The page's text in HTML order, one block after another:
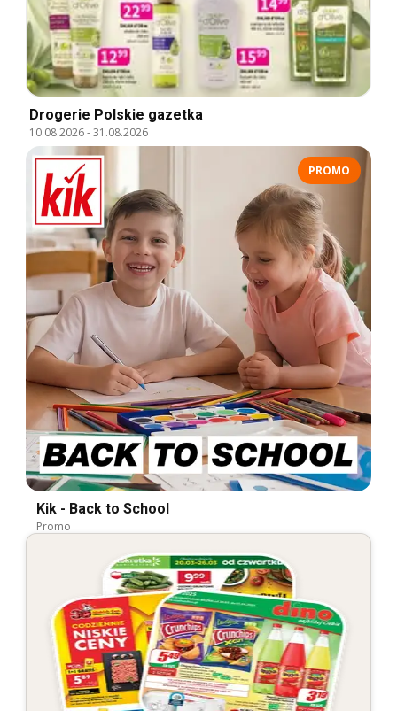
Drogerie Polskie gazetka
10.08.2026-31.08.2026
PROMO
Kik - Back to School
Promo